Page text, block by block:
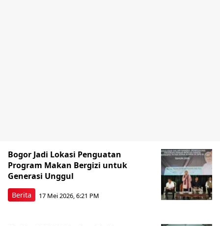
Berita
Bogor Jadi Lokasi Penguatan
Program Makan Bergizi untuk
Generasi Unggul
17 Mei 2026, 6:21 PM